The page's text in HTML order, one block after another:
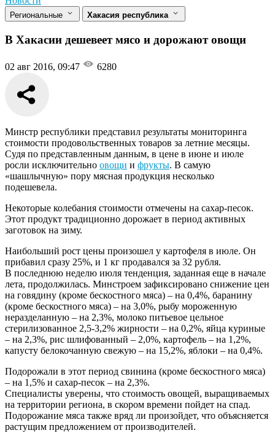
Региональные Хакасия республика
В Хакасии дешевеет мясо и дорожают овощи
02 авг 2016, 09:47 6280
Минстр республики представил результаты мониторинга
стоимости продовольственных товаров за летние месяцы.
Судя по представленным данным, в цене в июне и июле
росли исключительно овощи и фрукты. В самую
«шашлычную» пору мясная продукция несколько
подешевела.
Некоторые колебания стоимости отмечены на сахар-песок.
Этот продукт традиционно дорожает в период активных
заготовок на зиму.
Наибольший рост цены произошел у картофеля в июле. Он
прибавил сразу 25%, и 1 кг продавался за 32 рубля.
В последнюю неделю июля тенденция, заданная еще в начале
лета, продолжилась. Минстроем зафиксировано снижение цен
на говядину (кроме бескостного мяса) – на 0,4%, баранину
(кроме бескостного мяса) – на 3,0%, рыбу мороженную
неразделанную – на 2,3%, молоко питьевое цельное
стерилизованное 2,5-3,2% жирности – на 0,2%, яйца куриные
– на 2,3%, рис шлифованный – 2,0%, картофель – на 1,2%,
капусту белокочанную свежую – на 15,2%, яблоки – на 0,4%.
Подорожали в этот период свинина (кроме бескостного мяса)
– на 1,5% и сахар-песок – на 2,3%.
Специалисты уверены, что стоимость овощей, выращиваемых
на территории региона, в скором времени пойдет на спад.
Подорожание мяса также вряд ли произойдет, что объясняется
растущим предложением от производителей.